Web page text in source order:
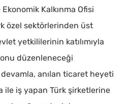
Kalkınma Ofisi
özel sektörlerinden üst
yetkililerinin katılımıyla
düzenleneceği
anılan ticaret heyeti
ile iş yapan Türk şirketlerine